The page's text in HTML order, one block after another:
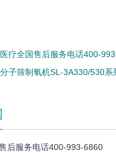
疗全国售后服务电话400-
子筛制氧机SL-3A330/530系
后服务电话400-993-6860